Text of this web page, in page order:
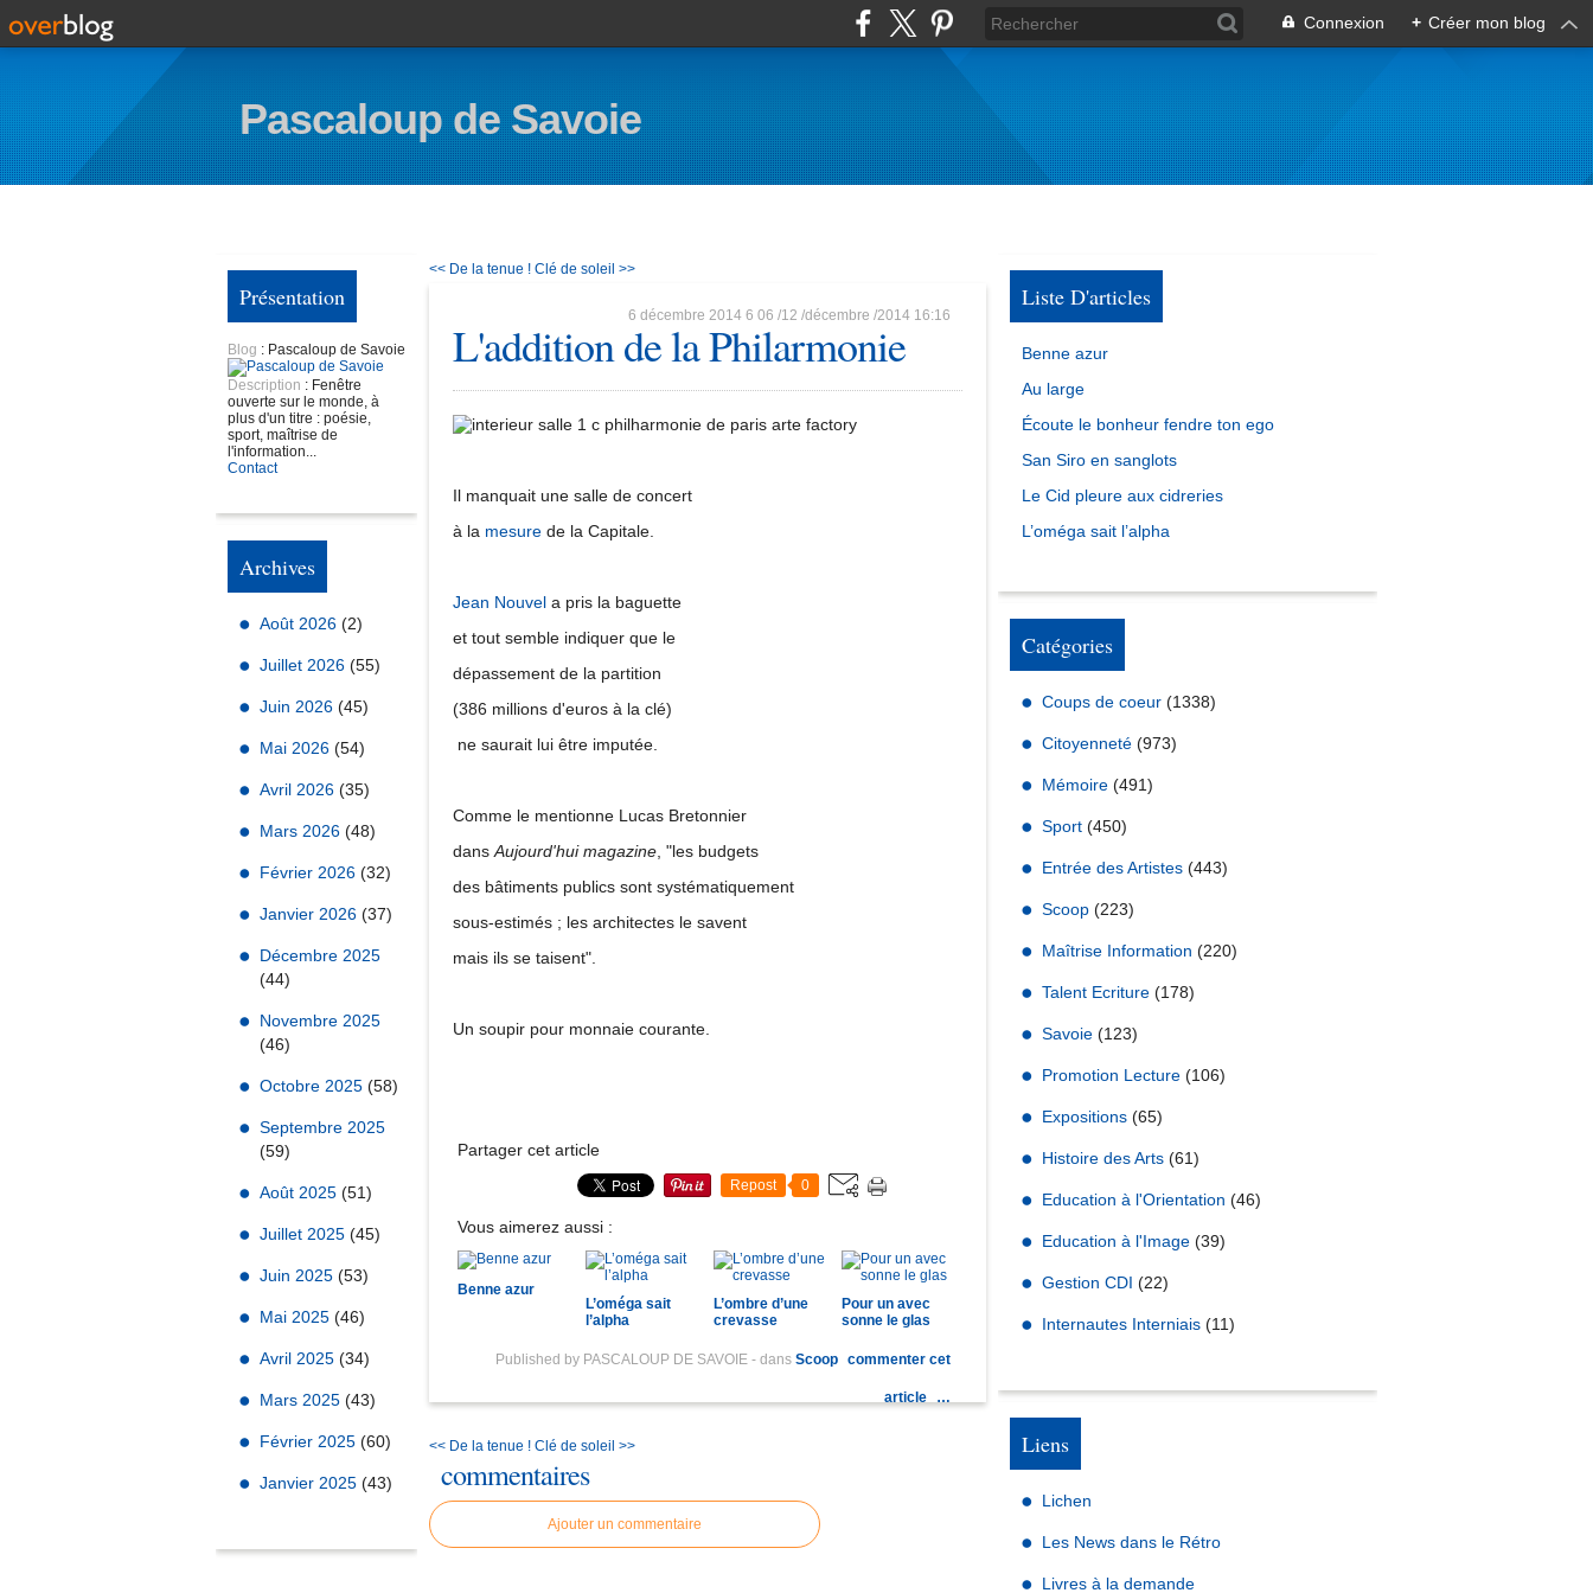
Connexion + Créer mon blog
Pascaloup de Savoie
Présentation
Blog : Pascaloup de Savoie
Description : Fenêtre
ouverte sur le monde, à
plus d'un titre : poésie,
sport, maîtrise de
l'information...
Contact
Archives
Août 2026 (2)
Juillet 2026 (55)
Juin 2026 (45)
Mai 2026 (54)
Avril 2026 (35)
Mars 2026 (48)
Février 2026 (32)
Janvier 2026 (37)
Décembre 2025
(44)
Novembre 2025
(46)
Octobre 2025 (58)
Septembre 2025
(59)
Août 2025 (51)
Juillet 2025 (45)
Juin 2025 (53)
Mai 2025 (46)
Avril 2025 (34)
Mars 2025 (43)
Février 2025 (60)
Janvier 2025 (43)
<< De la tenue ! Clé de soleil >>
6 décembre 2014 6 06 /12 /décembre /2014 16:16
L'addition de la Philarmonie
Il manquait une salle de concert
à la mesure de la Capitale.
Jean Nouvel a pris la baguette
et tout semble indiquer que le
dépassement de la partition
(386 millions d'euros à la clé)
ne saurait lui être imputée.
Comme le mentionne Lucas Bretonnier
dans Aujourd'hui magazine , "les budgets
des bâtiments publics sont systématiquement
sous-estimés ; les architectes le savent
mais ils se taisent".
Un soupir pour monnaie courante.
Partager cet article
Repost 0
Vous aimerez aussi :
Benne azur
L’oméga sait
l’alpha
L’ombre d’une
crevasse
Pour un avec
sonne le glas
Published by PASCALOUP DE SAVOIE - dans Scoop commenter cet
article …
<< De la tenue ! Clé de soleil >>
commentaires
Ajouter un commentaire
Liste D'articles
Benne azur
Au large
Écoute le bonheur fendre ton ego
San Siro en sanglots
Le Cid pleure aux cidreries
L’oméga sait l’alpha
Catégories
Coups de coeur (1338)
Citoyenneté (973)
Mémoire (491)
Sport (450)
Entrée des Artistes (443)
Scoop (223)
Maîtrise Information (220)
Talent Ecriture (178)
Savoie (123)
Promotion Lecture (106)
Expositions (65)
Histoire des Arts (61)
Education à l'Orientation (46)
Education à l'Image (39)
Gestion CDI (22)
Internautes Interniais (11)
Liens
Lichen
Les News dans le Rétro
Livres à la demande